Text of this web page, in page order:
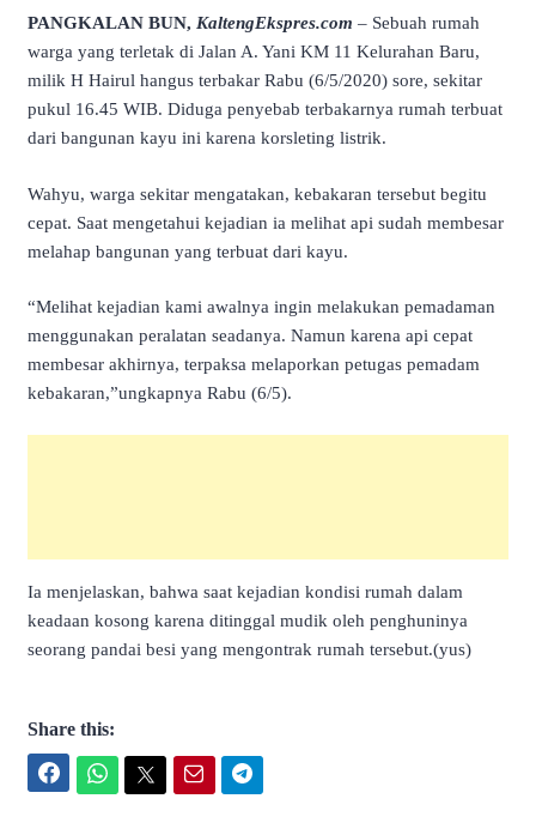
PANGKALAN BUN, KaltengEkspres.com – Sebuah rumah
warga yang terletak di Jalan A. Yani KM 11 Kelurahan Baru,
milik H Hairul hangus terbakar Rabu (6/5/2020) sore, sekitar
pukul 16.45 WIB. Diduga penyebab terbakarnya rumah terbuat
dari bangunan kayu ini karena korsleting listrik.
Wahyu, warga sekitar mengatakan, kebakaran tersebut begitu
cepat. Saat mengetahui kejadian ia melihat api sudah membesar
melahap bangunan yang terbuat dari kayu.
“Melihat kejadian kami awalnya ingin melakukan pemadaman
menggunakan peralatan seadanya. Namun karena api cepat
membesar akhirnya, terpaksa melaporkan petugas pemadam
kebakaran,”ungkapnya Rabu (6/5).
Ia menjelaskan, bahwa saat kejadian kondisi rumah dalam
keadaan kosong karena ditinggal mudik oleh penghuninya
seorang pandai besi yang mengontrak rumah tersebut.(yus)
Share this: